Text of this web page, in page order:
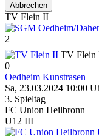
Abbrechen
TV Flein II
2
TV Flein
0
Oedheim Kunstrasen
Sa, 23.03.2024 10:00
3. Spieltag
FC Union Heilbronn
U12 III